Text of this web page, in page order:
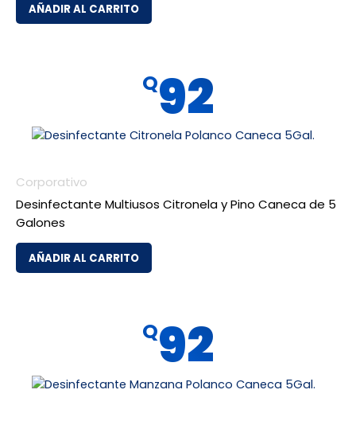
AÑADIR AL CARRITO
Corporativo
Desinfectante Multiusos Citronela y Pino Caneca de 5
Galones
Q92
AÑADIR AL CARRITO
Q92